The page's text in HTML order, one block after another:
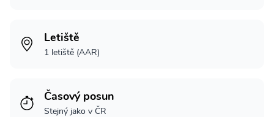
Letiště
1 letiště (AAR)
Časový posun
Stejný jako v ČR